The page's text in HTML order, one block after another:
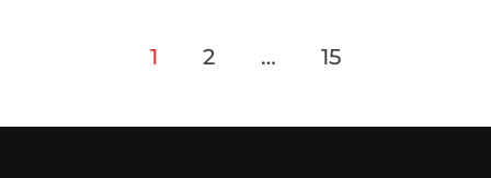
на
1 2 … 15